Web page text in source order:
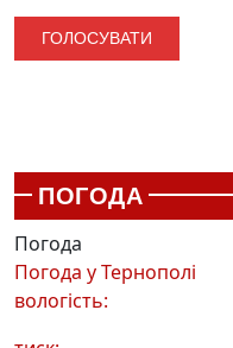
ПОГОДА
Погода
Погода уТернополі
вологість: